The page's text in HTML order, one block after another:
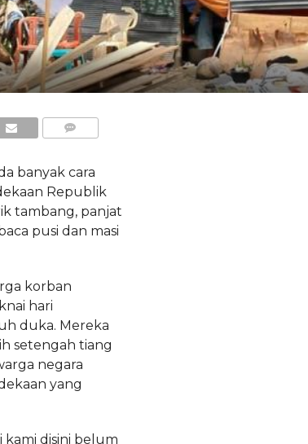
banyak cara
Republik
tambang, panjat
pusi dan masi
korban
hari
duka. Mereka
setengah tiang
negara
yang
kami disini belum